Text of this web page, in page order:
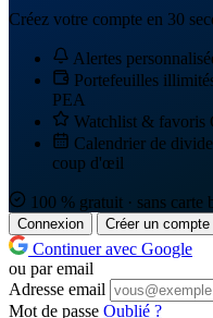
Créez votre compte en 30
Alertes
Portefeuilles
PEA
Watchlist & favoris
Calendrier de
coup d'œil
100 % gratuit · sans carte
Connexion Créer un compte
Continuer avec Google
ou par email
Adresse email
Mot de passe Oublié ?